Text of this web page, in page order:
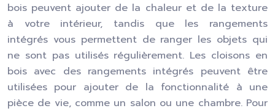
bois peuvent ajouter de la chaleur et de la texture
à votre intérieur, tandis que les rangements
intégrés vous permettent de ranger les objets qui
ne sont pas utilisés régulièrement. Les cloisons en
bois avec des rangements intégrés peuvent être
utilisées pour ajouter de la fonctionnalité à une
pièce de vie, comme un salon ou une chambre. Pour